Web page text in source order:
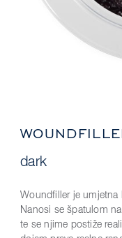
dark
Woundfiller je umjetna
Nanosi se špatulom
te se njime postiže